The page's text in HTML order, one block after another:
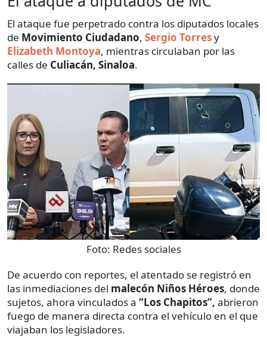
El ataque fue perpetrado contra los diputados locales
de Movimiento Ciudadano, Sergio Torresy
Elizabeth Montoya, mientras circulaban por las
calles de Culiacán, Sinaloa.
Foto: Redes sociales
De acuerdo con reportes, el atentado se registró en
las inmediaciones del malecón Niños Héroes, donde
sujetos, ahora vinculados a “Los Chapitos”, abrieron
fuego de manera directa contra el vehículo en el que
viajaban los legisladores.